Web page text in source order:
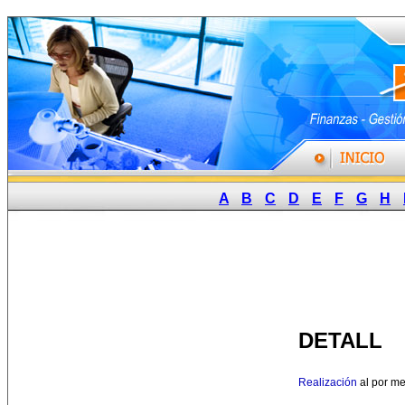
A B C D E F G H
DETALL
Realización al por